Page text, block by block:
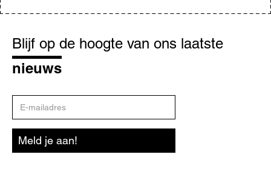
op
de
hoogte
Blijf op de hoogte van ons laatste
nieuws
mailadres
Meld je aan!